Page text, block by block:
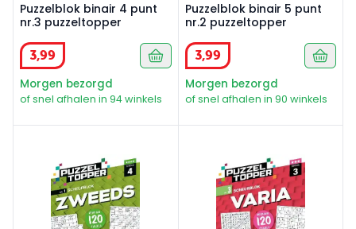
Puzzelblok binair 4 punt
nr.3 puzzeltopper
3,99
Morgen bezorgd
of snel afhalen in 94 winkels
Puzzelblok binair 5 punt
nr.2 puzzeltopper
3,99
Morgen bezorgd
of snel afhalen in 90 winkels